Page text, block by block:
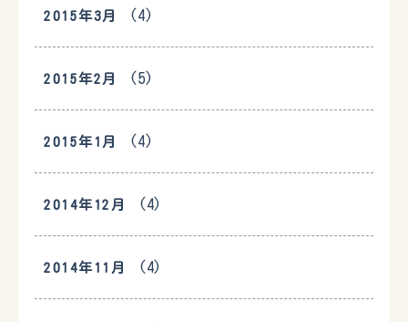
2015年3月 (4)
2015年2月 (5)
2015年1月 (4)
2014年12月 (4)
2014年11月 (4)